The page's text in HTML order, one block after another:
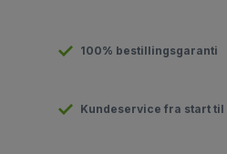
100% bestillingsgaranti
Kundeservice fra start til